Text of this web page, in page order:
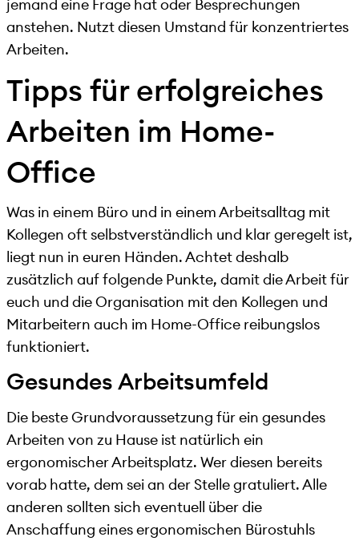
jemand eine Frage hat oder Besprechungen
anstehen. Nutzt diesen Umstand für konzentriertes
Arbeiten.
Tipps für erfolgreiches
Arbeiten im Home-
Office
Was in einem Büro und in einem Arbeitsalltag mit
Kollegen oft selbstverständlich und klar geregelt ist,
liegt nun in euren Händen. Achtet deshalb
zusätzlich auf folgende Punkte, damit die Arbeit für
euch und die Organisation mit den Kollegen und
Mitarbeitern auch im Home-Office reibungslos
funktioniert.
Gesundes Arbeitsumfeld
Die beste Grundvoraussetzung für ein gesundes
Arbeiten von zu Hause ist natürlich ein
ergonomischer Arbeitsplatz. Wer diesen bereits
vorab hatte, dem sei an der Stelle gratuliert. Alle
anderen sollten sich eventuell über die
Anschaffung eines ergonomischen Bürostuhls